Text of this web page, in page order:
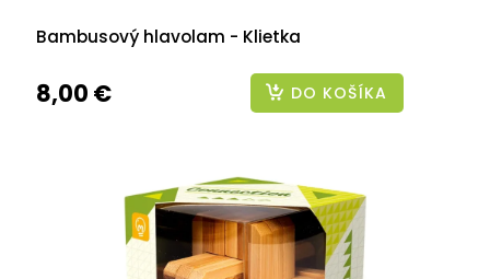
Bambusový hlavolam - Klietka
8,00 € DO KOŠÍKA